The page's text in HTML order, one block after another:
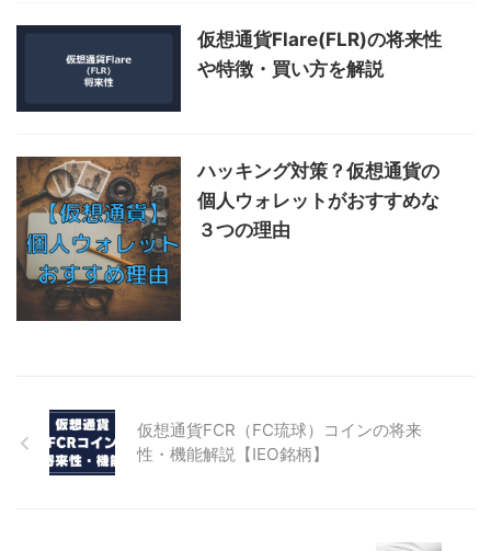
仮想通貨Flare(FLR)の将来性
や特徴・買い方を解説
ハッキング対策？仮想通貨の
個人ウォレットがおすすめな
３つの理由
仮想通貨FCR（FC琉球）コインの将来
性・機能解説【IEO銘柄】